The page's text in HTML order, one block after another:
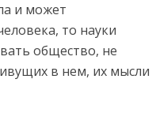
и может
то науки
общество, не
в нем, их мысли